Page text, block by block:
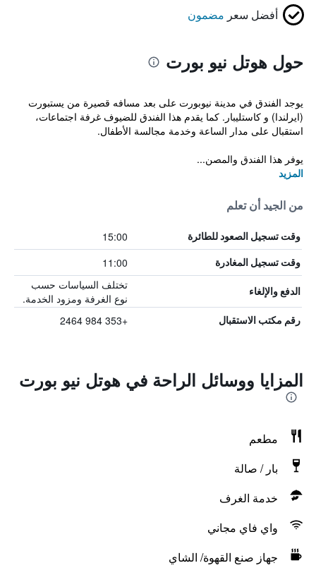
أفضل سعر مضمون
حول هوتل نيو بورت
يوجد الفندق في مدينة نيوبورت على بعد مسافه قصيرة من يستبورت
(ايرلندا) و كاستليبار. كما يقدم هذا الفندق للضيوف غرفة اجتماعات،
استقبال على مدار الساعة وخدمة مجالسة الأطفال.
يوفر هذا الفندق والمصن...
المزيد
من الجيد أن تعلم
وقت تسجيل الصعود للطائرة 15:00
وقت تسجيل المغادرة 11:00
الدفع والإلغاء
تختلف السياسات حسب
نوع الغرفة ومزود الخدمة.
رقم مكتب الاستقبال +353 984 2464
المزايا ووسائل الراحة في هوتل نيو بورت
مطعم
بار / صالة
خدمة الغرف
واي فاي مجاني
جهاز صنع القهوة/ الشاي